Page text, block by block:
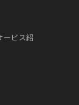
ービス紹